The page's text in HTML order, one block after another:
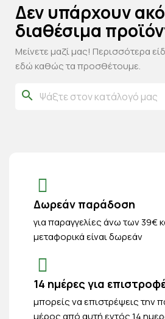
Δεν υπάρχουν
διαθέσιμα
Μείνετε μαζί μας! Περισσότερα
εδώ καθώς τα προσθέτουμε.
search
Δωρεάν παράδοση
για παραγγελίες άνω των 39€
μεταφορικά είναι δωρεάν
14 ημέρες για
μπορείς να επιστρέψεις την
μέρος από αυτή εντός 14